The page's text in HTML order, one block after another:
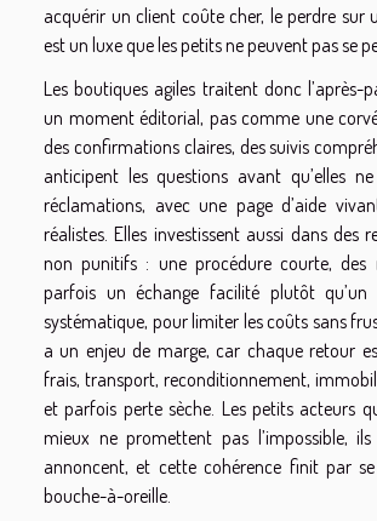
acquérir un client coûte cher, le perdre sur
est un luxe que les petits ne peuvent pas se
Les boutiques agiles traitent donc l’après-
un moment éditorial, pas comme une
des confirmations claires, des suivis
anticipent les questions avant qu’elles
réclamations, avec une page d’aide
réalistes. Elles investissent aussi dans des
non punitifs : une procédure courte, des
parfois un échange facilité plutôt qu’un
systématique, pour limiter les coûts sans
a un enjeu de marge, car chaque retour
frais, transport, reconditionnement,
et parfois perte sèche. Les petits acteurs
mieux ne promettent pas l’impossible,
annoncent, et cette cohérence finit par
bouche-à-oreille.